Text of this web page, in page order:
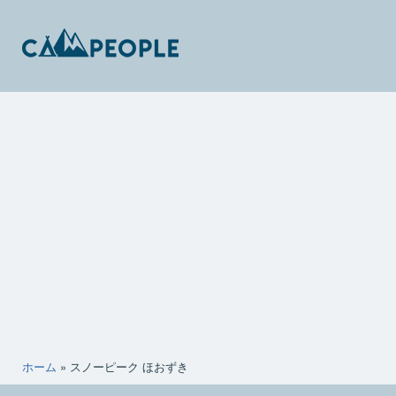
キ
ホーム » スノーピーク ほおずき